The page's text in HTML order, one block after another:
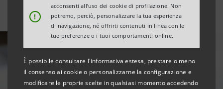
!
acconsenti all’uso dei cookie di profilazione. Non
potremo, perciò, personalizzare la tua esperienza
di navigazione, né offrirti contenuti in linea con le
tue preferenze o i tuoi comportamenti online.
È possibile consultare l'informativa estesa, prestare o meno
il consenso ai cookie o personalizzarne la configurazione e
modificare le proprie scelte in qualsiasi momento accedendo